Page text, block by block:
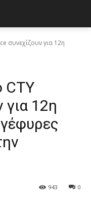
συνεχίζουν για 12η
CTY
για 12η
0
943